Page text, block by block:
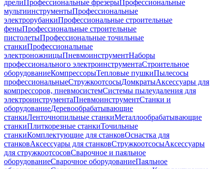
дрелиПрофессиональные фрезерыПрофессиональные
мультиинструментыПрофессиональные
электрорубанкиПрофессиональные строительные
феныПрофессиональные строительные
пистолетыПрофессиональные точильные
станкиПрофессиональные
электроножницыПневмоинструментНаборы
профессионального электроинструментаСтроительное
оборудованиеКомпрессорыТепловые пушкиПылесосы
профессиональныеСтружкоотсосыДомкратыАксессуары для
компрессоров, пневмосистемСистемы пылеудаления для
электроинструментаПневмоинструментСтанки и
оборудованиеДеревообрабатывающие
станкиЛенточнопильные станкиМеталлообрабатывающие
станкиПлиткорезные станкиТочильные
станкиКомплектующие для станковОснастка для
станковАксессуары для станковСтружкоотсосыАксессуары
для стружкоотсосовСварочное и паяльное
оборудованиеСварочное оборудованиеПаяльное